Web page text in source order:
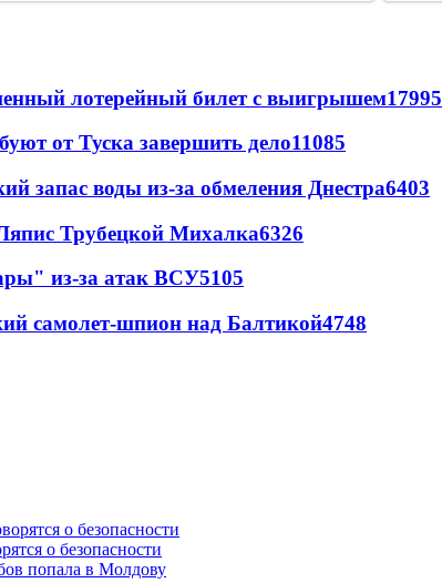
лотерейный билет с выигрышем17995
от Туска завершить дело11085
запас воды из-за обмеления Днестра6403
Трубецкой Михалка6326
из-за атак ВСУ5105
самолет-шпион над Балтикой4748
о безопасности
попала в Молдову